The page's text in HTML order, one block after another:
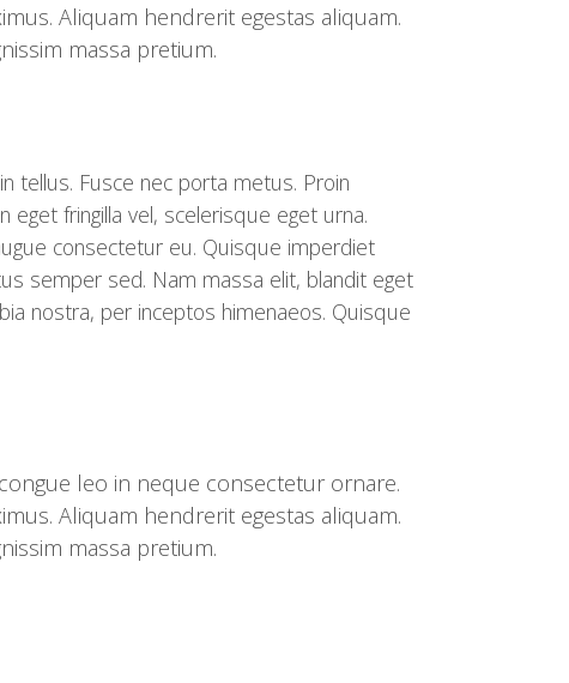
Aliquam hendrerit egestas aliquam.
massa pretium.
tellus. Fusce nec porta metus. Proin
fringilla vel, scelerisque eget urna.
consectetur eu. Quisque imperdiet
semper sed. Nam massa elit, blandit eget
nostra, per inceptos himenaeos. Quisque
leo in neque consectetur ornare.
Aliquam hendrerit egestas aliquam.
massa pretium.